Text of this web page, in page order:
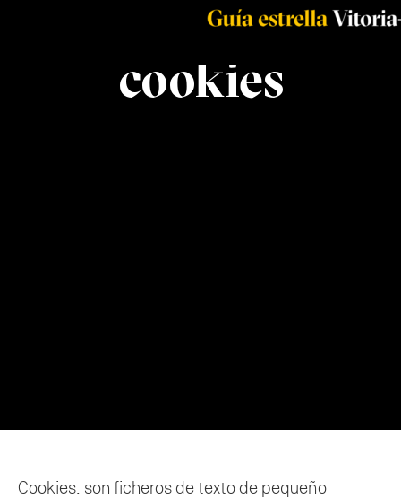
Política de
cookies
Cookies: son ficheros de texto de pequeño